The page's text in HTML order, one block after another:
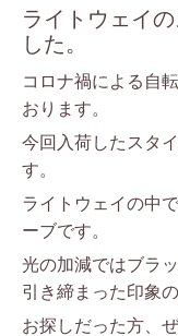
ライトウェイ
した。
コロナ禍による自
おります。
今回入荷したスタ
す。
ライトウェイの中
ーブです。
光の加減ではブラ
引き締まった印象
お探しだった方、